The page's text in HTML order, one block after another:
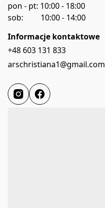
pon - pt: 10:00 - 18:00
sob:         10:00 - 14:00
Informacje kontaktowe
+48 603 131 833
arschristiana1@gmail.com